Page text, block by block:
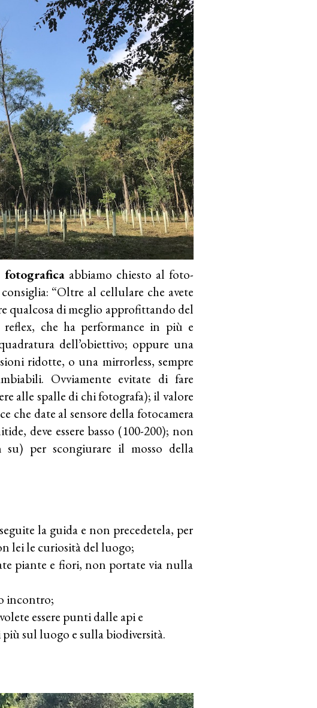
fotograficaabbiamo chiesto al foto-
consiglia: “Oltre al cellulare che avete
qualcosa di meglio approfittando del
che ha performance in più e
dell’obiettivo; oppure una
ridotte, o una mirrorless, sempre
Ovviamente evitate di fare
alle spalle di chi fotografa); il valore
che date al sensore della fotocamera
deve essere basso (100-200); non
per scongiurare il mosso della
la guida e non precedetela, per
lei le curiosità del luogo;
piante e fiori, non portate via nulla
incontro;
essere punti dalle api e
sul luogo e sulla biodiversità.